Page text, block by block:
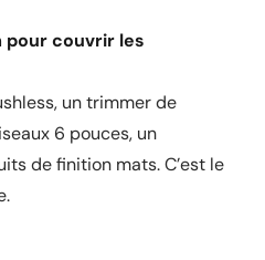
pour couvrir les
un trimmer de
6 pouces, un
de finition mats. C’est le